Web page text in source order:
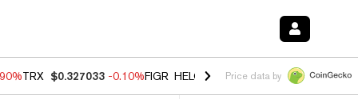
TRX $0.327033 -0.10%FIGR_HELOC $1.035 -1.20%HYPE
Price data by